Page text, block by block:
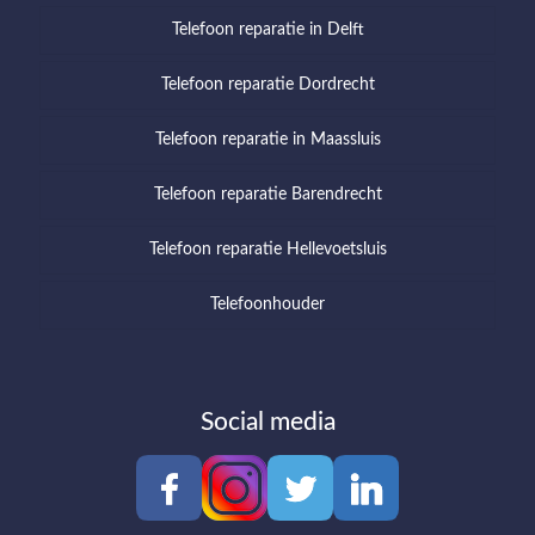
Telefoon reparatie in Delft
Telefoon reparatie Dordrecht
Telefoon reparatie in Maassluis
Telefoon reparatie Barendrecht
Telefoon reparatie Hellevoetsluis
Telefoonhouder
Social media